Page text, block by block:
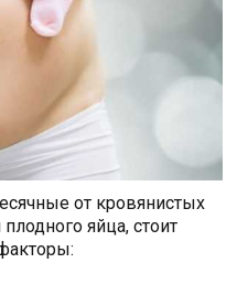
от кровянистых
яйца, стоит